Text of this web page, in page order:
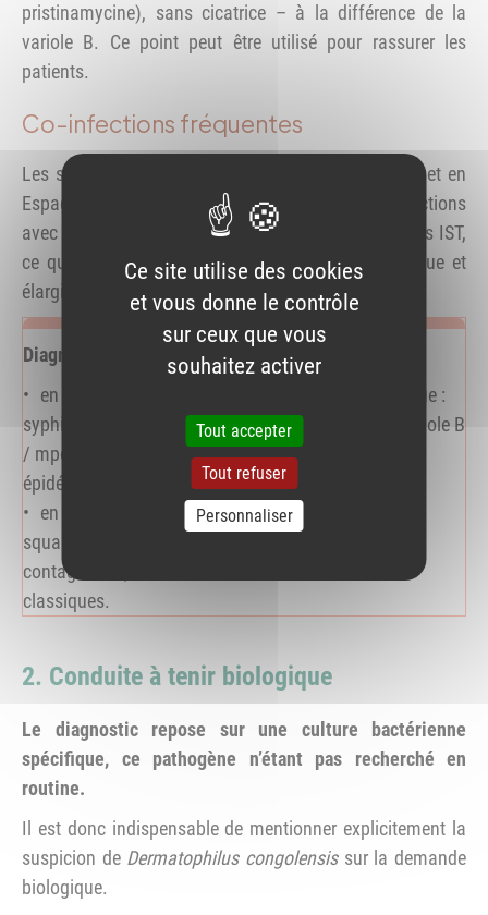
pristinamycine), sans cicatrice – à la différence de la
variole B. Ce point peut être utilisé pour rassurer les
patients.
Co-infections fréquentes
Les séries de cas rapportées récemment en France et en
Espagne montrent une fréquence notable de co-infections
avec d’autres bactéries (staphylocoques) ou d’autres IST,
ce qui renforce l’intérêt d’un dépistage systématique et
élargi.
Diagnostics différentiels à évoquer
en première intention, une autre IST dermatologique :
syphilis secondaire, herpès génital surinfecté OU variole B
/ mpox (lésions génitales ou péri-génitales, contexte
épidémique) ;
en seconde intention, psoriasis en gouttes (aspect
squamo-croûteux) ou infection à molluscum
contagiosum, infections bactériennes cutanées
classiques.
2. Conduite à tenir biologique
Le diagnostic repose sur une culture bactérienne
spécifique, ce pathogène n’étant pas recherché en
routine.
Il est donc indispensable de mentionner explicitement la
suspicion de Dermatophilus congolensissur la demande
biologique.
Ce site utilise des cookies
et vous donne le contrôle
sur ceux que vous
souhaitez activer
Tout accepter
Tout refuser
Personnaliser